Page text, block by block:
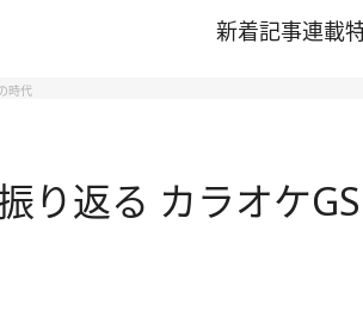
新着記事連載
時代
り返る カラオケ